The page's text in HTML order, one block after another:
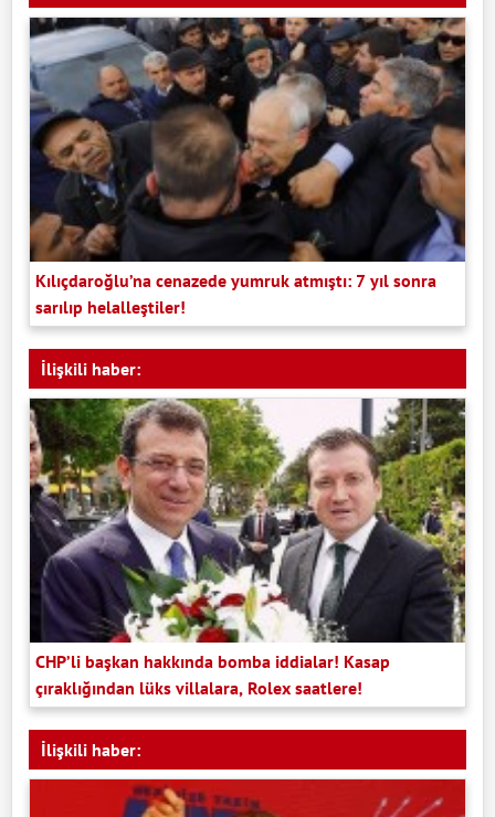
Kılıçdaroğlu’na cenazede yumruk atmıştı: 7 yıl sonra
sarılıp helalleştiler!
İlişkili haber:
CHP’li başkan hakkında bomba iddialar! Kasap
çıraklığından lüks villalara, Rolex saatlere!
İlişkili haber: